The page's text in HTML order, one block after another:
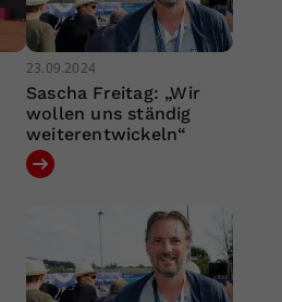
23.09.2024
Sascha Freitag: „Wir
wollen uns ständig
weiterentwickeln“